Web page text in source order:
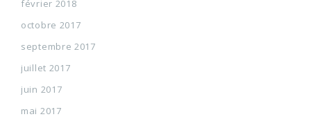
février 2018
octobre 2017
septembre 2017
juillet 2017
juin 2017
mai 2017